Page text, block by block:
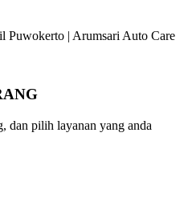
| Arumsari Auto Care
dan pilih layanan yang anda